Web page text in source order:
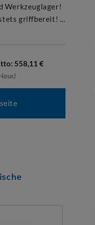
Werkzeuglager!
griffbereit! ...
558,11 €